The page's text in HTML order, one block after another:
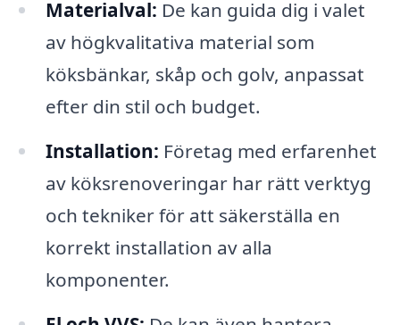
Materialval: De kan guida dig i valet
av högkvalitativa material som
köksbänkar, skåp och golv, anpassat
efter din stil och budget.
Installation: Företag med erfarenhet
av köksrenoveringar har rätt verktyg
och tekniker för att säkerställa en
korrekt installation av alla
komponenter.